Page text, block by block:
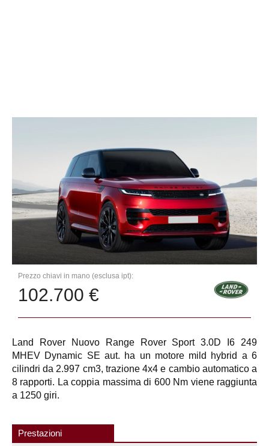
Prezzo chiavi in mano (esclusa ipt):
102.700 €
Land Rover Nuovo Range Rover Sport 3.0D I6 249
MHEV Dynamic SE aut. ha un motore mild hybrid a 6
cilindri da 2.997 cm3, trazione 4x4 e cambio automatico a
8 rapporti. La coppia massima di 600 Nm viene raggiunta
a 1250 giri.
Prestazioni